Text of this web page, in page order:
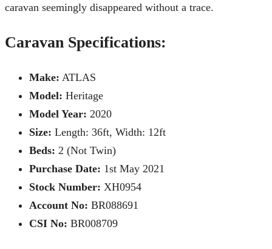
caravan seemingly disappeared without a trace.
Caravan Specifications:
Make: ATLAS
Model: Heritage
Model Year: 2020
Size: Length: 36ft, Width: 12ft
Beds: 2 (Not Twin)
Purchase Date: 1st May 2021
Stock Number: XH0954
Account No: BR088691
CSI No: BR008709